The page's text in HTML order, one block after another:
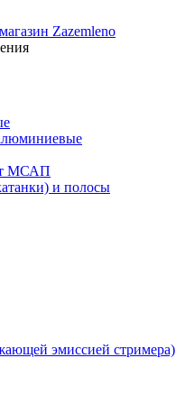
МСАП
и полосы
эмиссией стримера)